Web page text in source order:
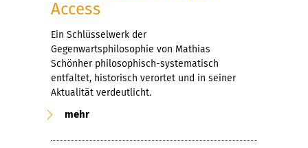
Access
Ein Schlüsselwerk der
Gegenwartsphilosophie von Mathias
Schönher philosophisch-systematisch
entfaltet, historisch verortet und in seiner
Aktualität verdeutlicht.
mehr